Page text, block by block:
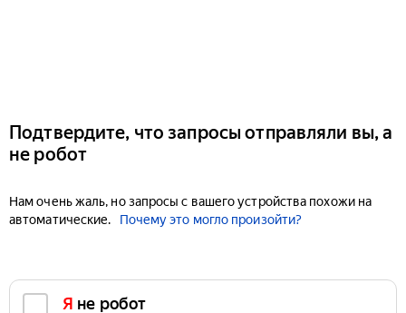
Подтвердите, что запросы отправляли вы, а
не робот
Нам очень жаль, но запросы с вашего устройства похожи на
автоматические.
Почему это могло произойти?
Я не робот